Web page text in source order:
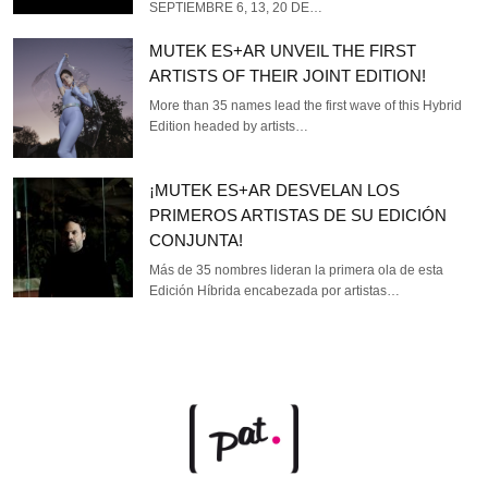
SEPTIEMBRE 6, 13, 20 DE…
MUTEK ES+AR UNVEIL THE FIRST
ARTISTS OF THEIR JOINT EDITION!
More than 35 names lead the first wave of this Hybrid
Edition headed by artists…
¡MUTEK ES+AR DESVELAN LOS
PRIMEROS ARTISTAS DE SU EDICIÓN
CONJUNTA!
Más de 35 nombres lideran la primera ola de esta
Edición Híbrida encabezada por artistas…